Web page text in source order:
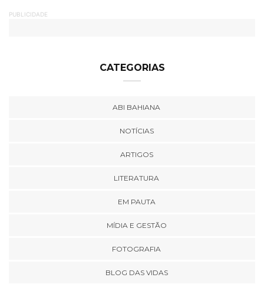
PUBLICIDADE
CATEGORIAS
ABI BAHIANA
NOTÍCIAS
ARTIGOS
LITERATURA
EM PAUTA
MÍDIA E GESTÃO
FOTOGRAFIA
BLOG DAS VIDAS